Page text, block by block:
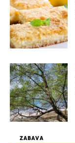
ZABAVA